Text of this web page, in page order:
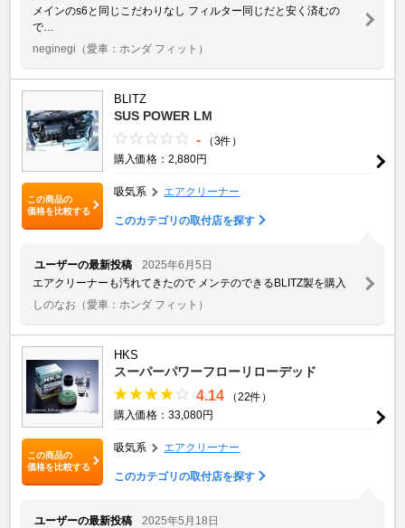
メインのs6と同じこだわりなし フィルター同じだと安く済むの
で…
neginegi （愛車：ホンダ フィット）
この商品の
価格を比較する
BLITZ
SUS POWER LM
-
（3件）
購入価格：2,880円
吸気系 エアクリーナー
このカテゴリの取付店を探す
ユーザーの最新投稿
2025年6月5日
エアクリーナーも汚れてきたので メンテのできるBLITZ製を購入
しのなお （愛車：ホンダ フィット）
この商品の
価格を比較する
HKS
スーパーパワーフローリローデッド
4.14
（22件）
購入価格：33,080円
吸気系 エアクリーナー
このカテゴリの取付店を探す
ユーザーの最新投稿
2025年5月18日